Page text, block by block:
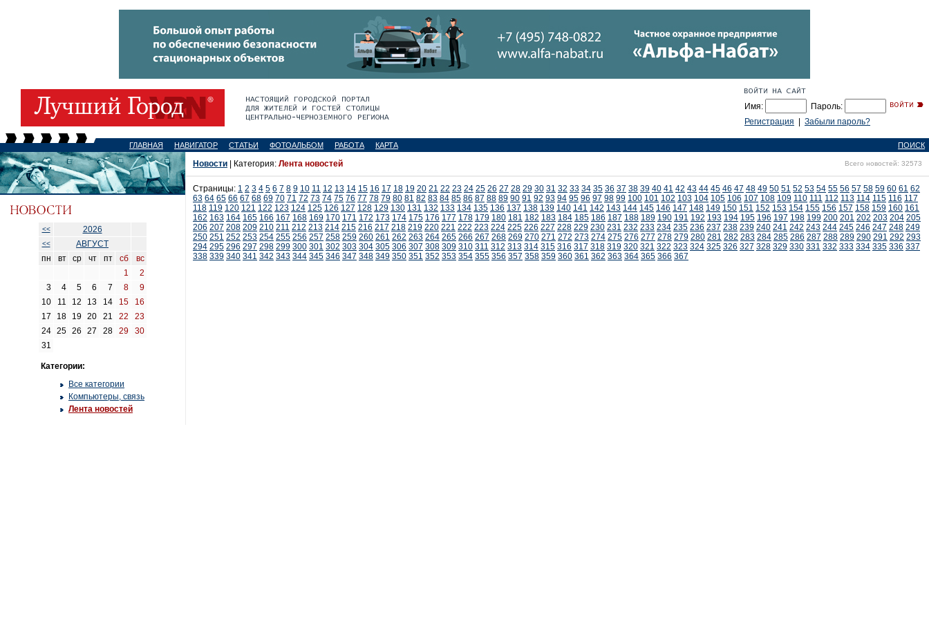
Имя:
Пароль:
Регистрация
Забыли пароль?
ГЛАВНАЯ НАВИГАТОР СТАТЬИ ФОТОАЛЬБОМ РАБОТА КАРТА ПОИСК
<< 2026
<<
АВГУСТ
пн
вт ср чт пт сб
вс
1
2
3
4 5 6 7 8
9
10
11 12 13 14 15
16
17
18 19 20 21 22
23
24 25 26 27 28 29
30
31
Категории:
Все категории
Компьютеры, связь
Лента новостей
Новости | Категория: Лента новостей Всего новостей: 32573
Страницы: 1 2 3 4 5 6 7 8 9 10 11 12 13 14 15 16 17 18 19 20 21 22 23 24 25 26 27 28 29 30 31 32 33 34 35 36 37 38 39 40 41 42 43 44 45 46 47 48 49 50 51 52 53 54 55 56 57 58 59 60 61 62
63 64 65 66 67 68 69 70 71 72 73 74 75 76 77 78 79 80 81 82 83 84 85 86 87 88 89 90 91 92 93 94 95 96 97 98 99 100 101 102 103 104 105 106 107 108 109 110 111 112 113 114 115 116 117
118 119 120 121 122 123 124 125 126 127 128 129 130 131 132 133 134 135 136 137 138 139 140 141 142 143 144 145 146 147 148 149 150 151 152 153 154 155 156 157 158 159 160 161
162 163 164 165 166 167 168 169 170 171 172 173 174 175 176 177 178 179 180 181 182 183 184 185 186 187 188 189 190 191 192 193 194 195 196 197 198 199 200 201 202 203 204 205
206 207 208 209 210 211 212 213 214 215 216 217 218 219 220 221 222 223 224 225 226 227 228 229 230 231 232 233 234 235 236 237 238 239 240 241 242 243 244 245 246 247 248 249
250 251 252 253 254 255 256 257 258 259 260 261 262 263 264 265 266 267 268 269 270 271 272 273 274 275 276 277 278 279 280 281 282 283 284 285 286 287 288 289 290 291 292 293
294 295 296 297 298 299 300 301 302 303 304 305 306 307 308 309 310 311 312 313 314 315 316 317 318 319 320 321 322 323 324 325 326 327 328 329 330 331 332 333 334 335 336 337
338 339 340 341 342 343 344 345 346 347 348 349 350 351 352 353 354 355 356 357 358 359 360 361 362 363 364 365 366 367